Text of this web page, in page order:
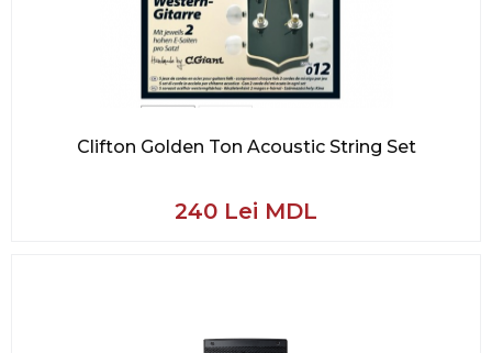
Clifton Golden Ton Acoustic String Set
240 Lei MDL